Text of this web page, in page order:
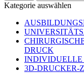
Kategorie auswählen
DRUCK
INDIVIDUELLE
3D-DRUCKER-